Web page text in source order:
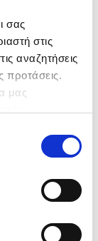
σας
στις
αναζητήσεις
προτάσεις.
μας
με την
σχετικά με